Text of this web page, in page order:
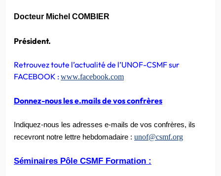
Docteur Michel COMBIER
Président.
Retrouvez toute l’actualité de l’UNOF-CSMF sur
FACEBOOK :www.facebook.com
Donnez-nous les e.mails de vos confrères
Indiquez-nous les adresses e-mails de vos confrères, ils
recevront notre lettre hebdomadaire : unof@csmf.org
Séminaires Pôle CSMF Formation :